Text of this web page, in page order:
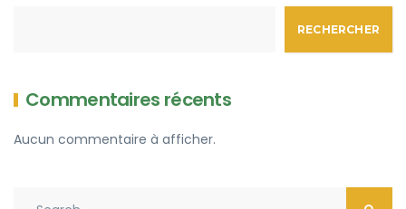
RECHERCHER
Commentaires récents
Aucun commentaire à afficher.